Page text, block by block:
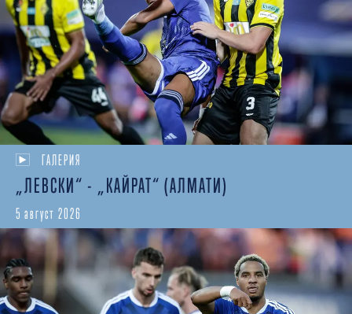
ГАЛЕРИЯ
„ЛЕВСКИ“ - „КАЙРАТ“ (АЛМАТИ)
5 август 2026